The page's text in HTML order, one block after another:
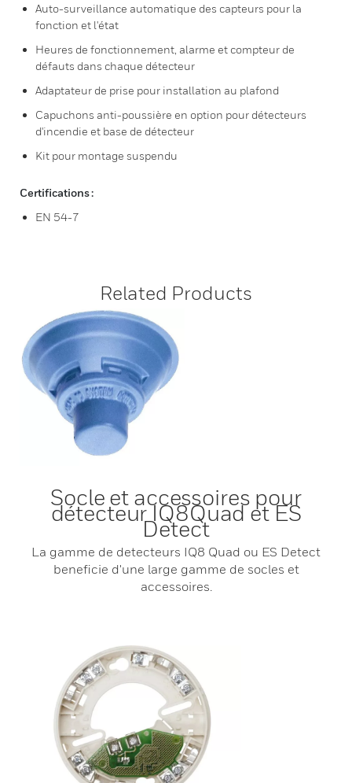
Auto-surveillance automatique des capteurs pour la
fonction et l'état
Heures de fonctionnement, alarme et compteur de
défauts dans chaque détecteur
Adaptateur de prise pour installation au plafond
Capuchons anti-poussière en option pour détecteurs
d'incendie et base de détecteur
Kit pour montage suspendu
Certifications :
EN 54-7
Related Products
Socle et accessoires pour
détecteur IQ8Quad et ES
Detect
La gamme de detecteurs IQ8 Quad ou ES Detect
beneficie d'une large gamme de socles et
accessoires.